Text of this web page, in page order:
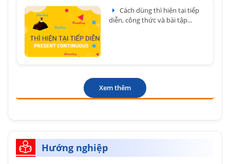
Cách dùng thì hiện tại tiếp
diễn, công thức và bài tập...
Xem thêm
Hướng nghiệp